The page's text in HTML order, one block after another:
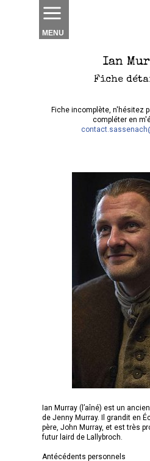
MENU
Ian Murray (l’aîné) est un
de Jenny Murray. Il grandit en
père, John Murray, et est très
futur laird de Lallybroch.
Antécédents personnels
Ian
Fiche
Fiche incomplète, n'hésitez
compléter en